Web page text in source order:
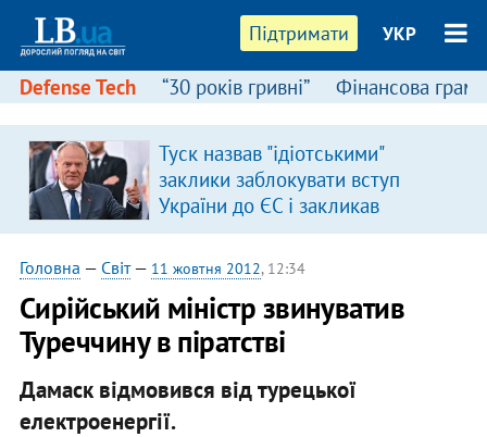
Підтримати УКР
Defense Tech “30 років гривні” Фінансова
Туск назвав "ідіотськими"
заклики заблокувати вступ
України до ЄС і закликав
припинити антиукраїнську
риторику
Головна — Світ— 11 жовтня 2012, 12:34
Сирійський міністр звинуватив
Туреччину в піратстві
Дамаск відмовився від турецької
електроенергії.